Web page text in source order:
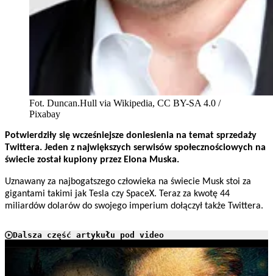
Fot. Duncan.Hull via Wikipedia, CC BY-SA 4.0 /
Pixabay
Potwierdziły się wcześniejsze doniesienia na temat sprzedaży
Twittera. Jeden z największych serwisów społecznościowych na
świecie został kupiony przez Elona Muska.
Uznawany za najbogatszego człowieka na świecie Musk stoi za
gigantami takimi jak Tesla czy SpaceX. Teraz za kwotę 44
miliardów dolarów do swojego imperium dołączył także Twittera.
Dalsza część artykułu pod video